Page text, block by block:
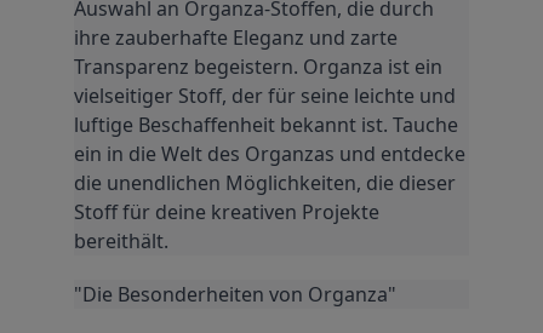
Auswahl an Organza-Stoffen, die durch
ihre zauberhafte Eleganz und zarte
Transparenz begeistern. Organza ist ein
vielseitiger Stoff, der für seine leichte und
luftige Beschaffenheit bekannt ist. Tauche
ein in die Welt des Organzas und entdecke
die unendlichen Möglichkeiten, die dieser
Stoff für deine kreativen Projekte
bereithält.
"Die Besonderheiten von Organza"